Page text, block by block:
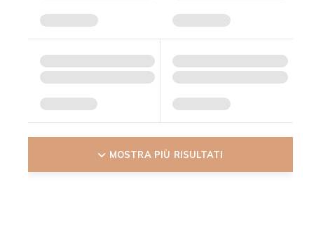
MOSTRA PIÙ RISULTATI